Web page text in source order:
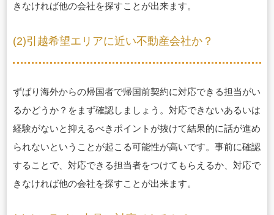
きなければ他の会社を探すことが出来ます。
(2)引越希望エリアに近い不動産会社か？
ずばり海外からの帰国者で帰国前契約に対応できる担当がい
るかどうか？をまず確認しましょう。対応できないあるいは
経験がないと抑えるべきポイントが抜けて結果的に話が進め
られないということが起こる可能性が高いです。事前に確認
することで、対応できる担当者をつけてもらえるか、対応で
きなければ他の会社を探すことが出来ます。